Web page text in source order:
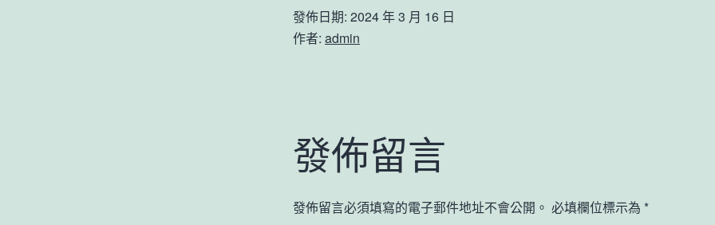
發佈日期: 2024 年 3 月 16 日
作者: admin
發佈留言
發佈留言必須填寫的電子郵件地址不會公開。 必填欄位標示為 *